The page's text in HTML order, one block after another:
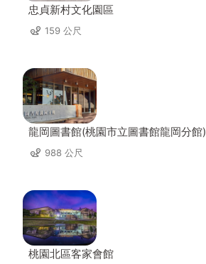
忠貞新村文化園區
159 公尺
龍岡圖書館(桃園市立圖書館龍岡分館)
988 公尺
桃園北區客家會館